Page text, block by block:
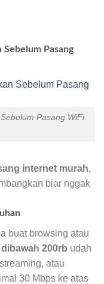
Sebelum Pasang
Pasang WiFi
internet murah,
biar nggak
buat browsing atau
200rb udah
atau
30 Mbps ke atas